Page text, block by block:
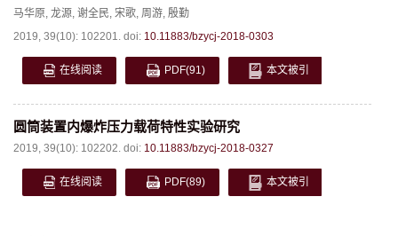
马华原, 龙源, 谢全民, 宋歌, 周游, 殷勤
2019, 39(10): 102201. doi: 10.11883/bzycj-2018-0303
在线阅读 PDF(91) 本文被引
圆筒装置内爆炸压力载荷特性实验研究
2019, 39(10): 102202. doi: 10.11883/bzycj-2018-0327
在线阅读 PDF(89) 本文被引